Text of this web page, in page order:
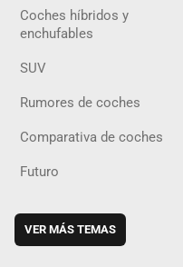
Coches híbridos y
enchufables
SUV
Rumores de coches
Comparativa de coches
Futuro
VER MÁS TEMAS